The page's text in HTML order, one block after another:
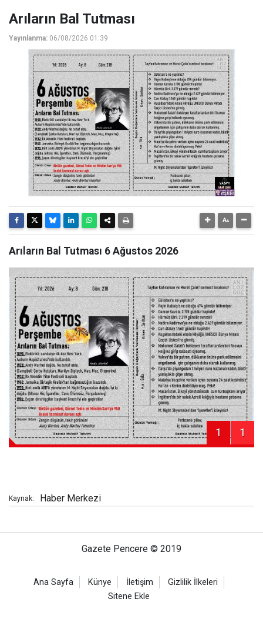
Arıların Bal Tutması
Yayınlanma: 06/08/2026 01:39
Arıların Bal Tutması 6 Ağustos 2026
1 1
Kaynak: Haber Merkezi
Gazete Pencere © 2019
Ana Sayfa Künye İletişim
Gizlilik İlkeleri
Sitene Ekle